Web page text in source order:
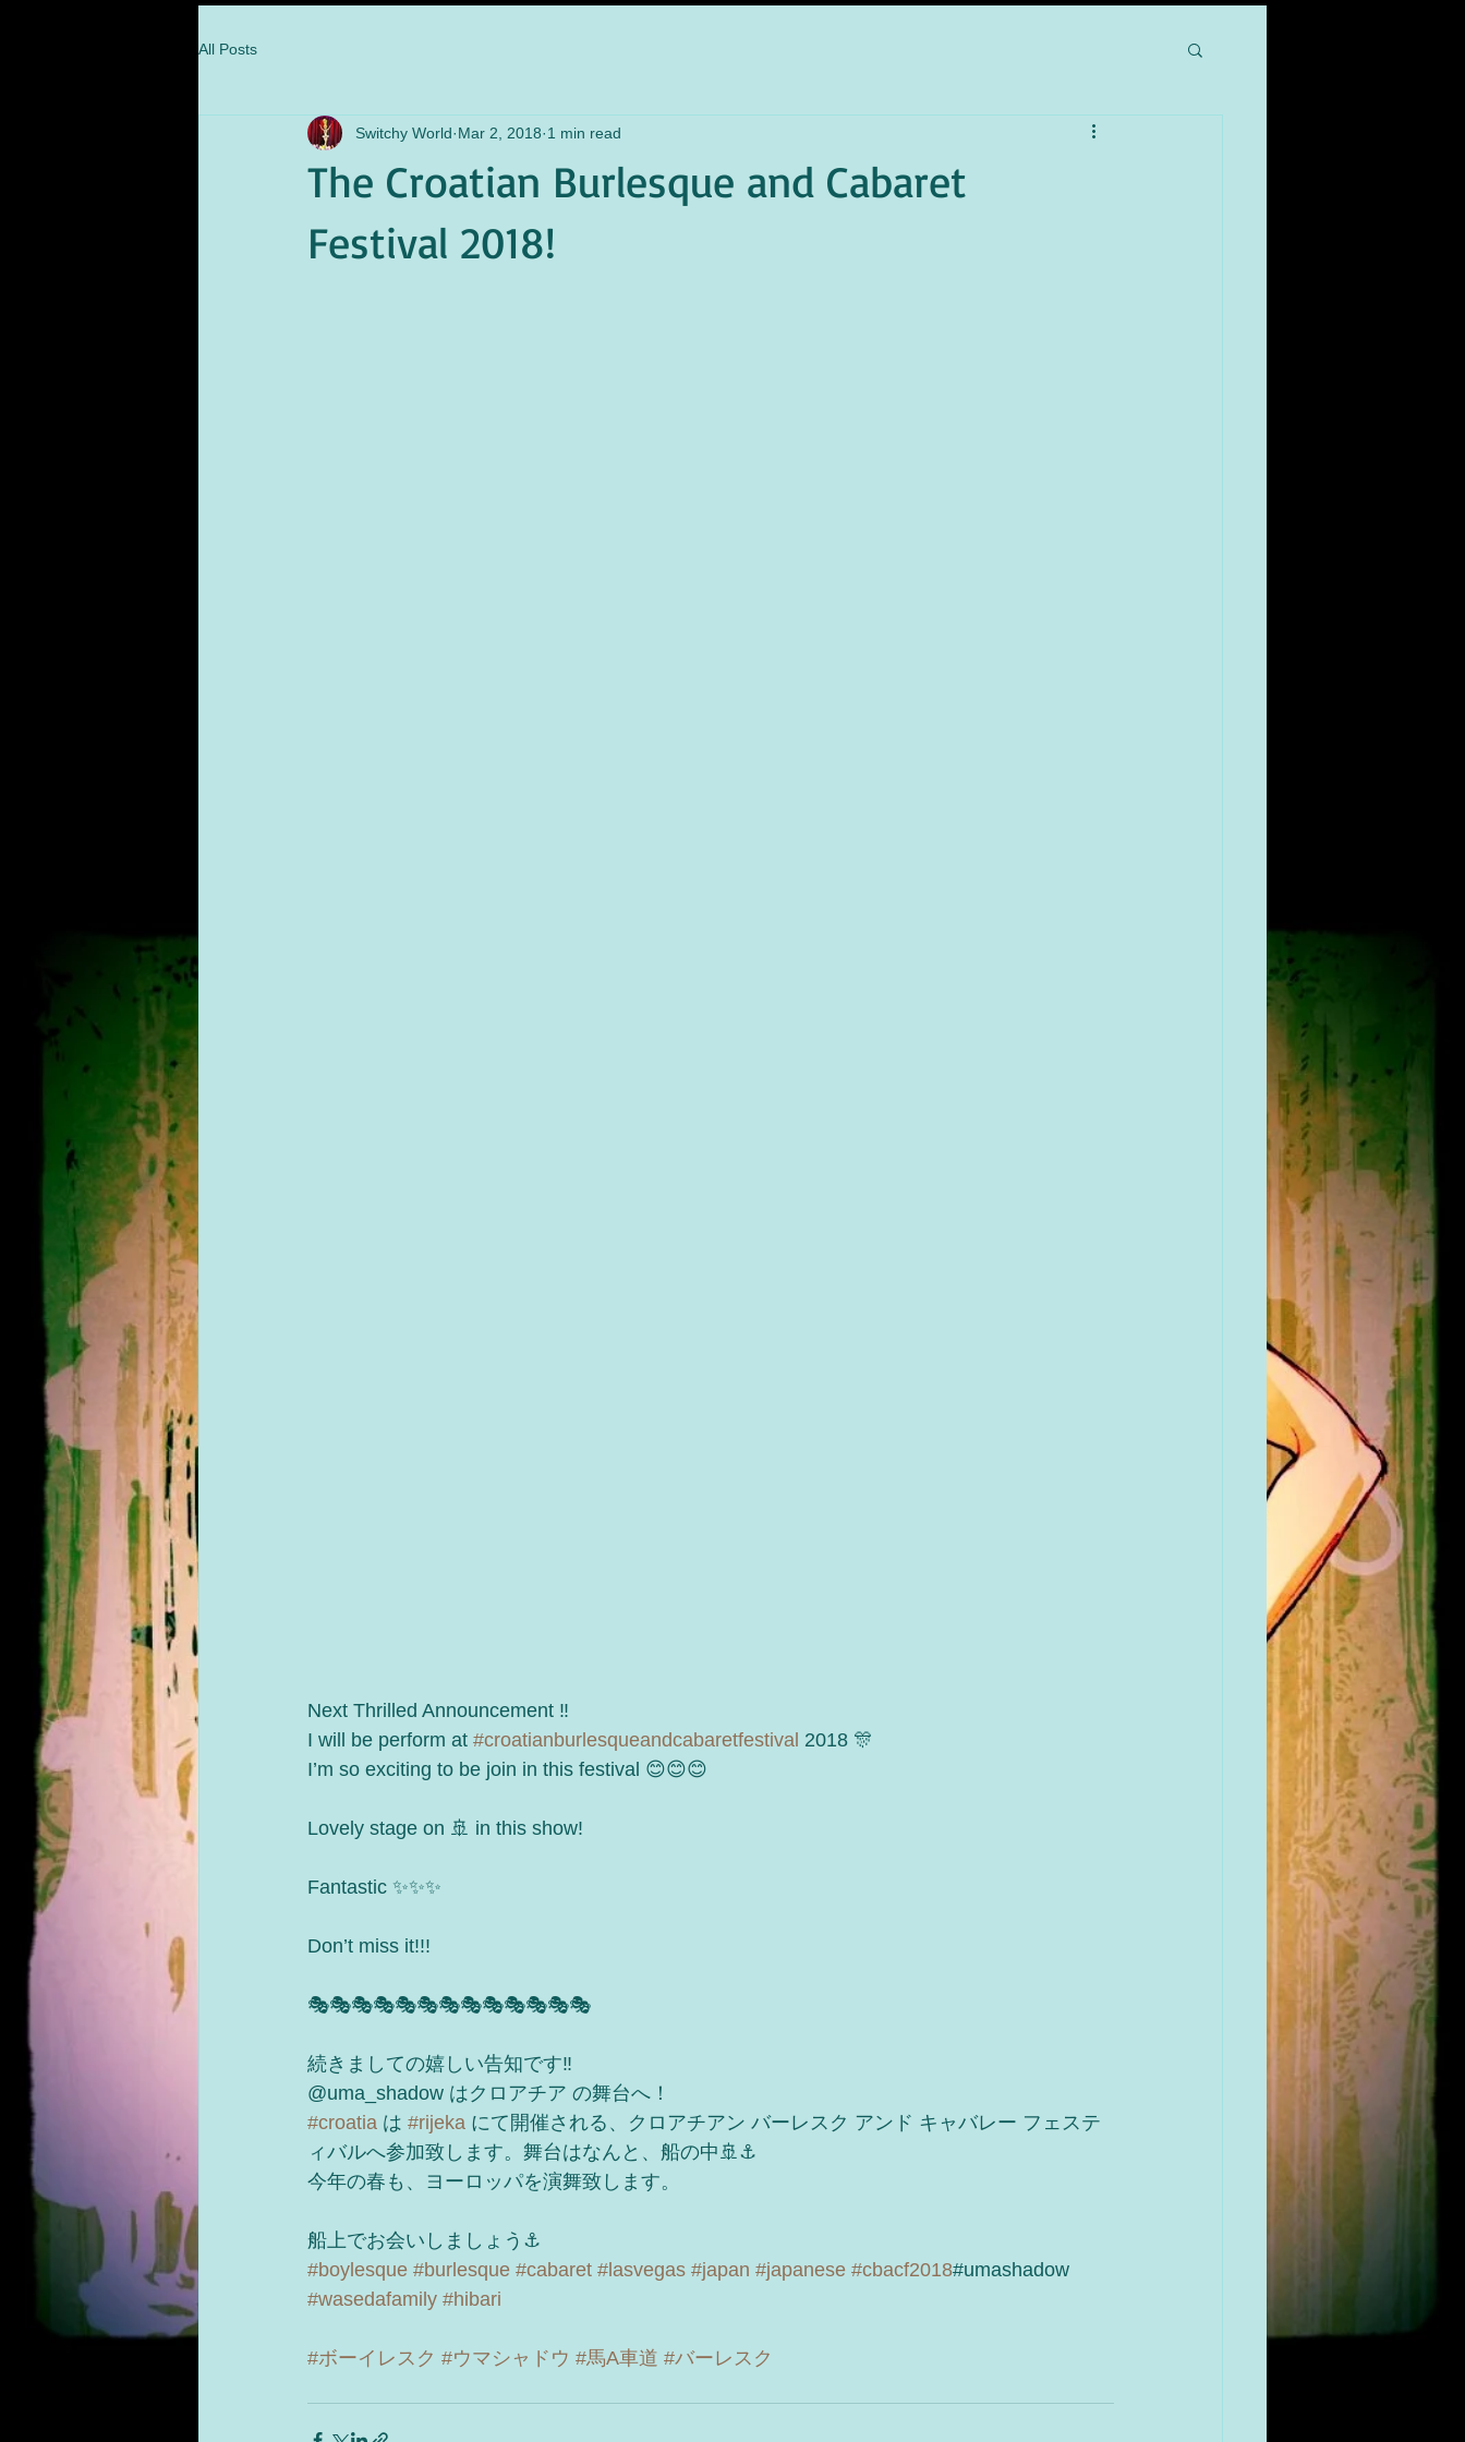
All Posts
The Croatian Burlesque and Cabaret
Festival 2018!
Switchy World Mar 2, 2018 1 min read
Next Thrilled Announcement ‼️
I will be perform at #croatianburlesqueandcabaretfestival 2018 🎊
I’m so exciting to be join in this festival 😊😊😊
Lovely stage on 🚢 in this show!
Fantastic ✨✨✨
Don’t miss it!!!
🎭🎭🎭🎭🎭🎭🎭🎭🎭🎭🎭🎭🎭
続きましての嬉しい告知です‼️
@uma_shadow はクロアチア の舞台へ！
#croatia は #rijeka にて開催される、クロアチアン バーレスク アンド キャバレー フェステ
ィバルへ参加致します。舞台はなんと、船の中🚢⚓️
今年の春も、ヨーロッパを演舞致します。
船上でお会いしましょう⚓️
#boylesque #burlesque #cabaret #lasvegas #japan #japanese #cbacf2018#umashadow
#wasedafamily #hibari
#ボーイレスク #ウマシャドウ #馬A車道 #バーレスク